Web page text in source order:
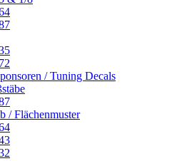
/ Tuning Decals
/ Flächenmuster